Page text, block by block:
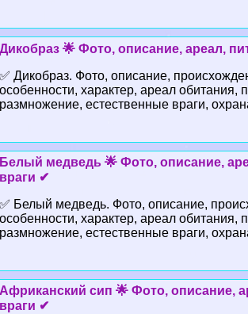
Дикобраз 🌟 Фото, описание, ареал,
✅ Дикобраз. Фото, описание,
особенности, хаpaктер, ареал обитания,
размножение, естественные враги,
Белый медведь 🌟 Фото, описание,
враги ✔
✅ Белый медведь. Фото, описание,
особенности, хаpaктер, ареал обитания,
размножение, естественные враги,
Африканский сип 🌟 Фото, описание,
враги ✔